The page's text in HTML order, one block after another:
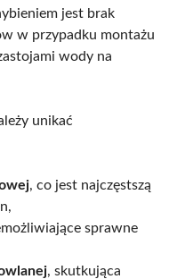
jest brak
w przypadku montażu
wody na
unikać
, co jest najczęstszą
sprawne
, skutkująca